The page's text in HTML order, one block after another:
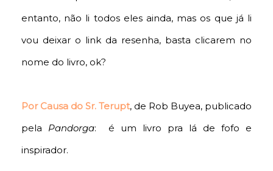
entanto, não li todos eles ainda, mas os que já li
vou deixar o link da resenha, basta clicarem no
nome do livro, ok?
Por Causa do Sr. Terupt, de Rob Buyea, publicado
pela Pandorga: é um livro pra lá de fofo e
inspirador.